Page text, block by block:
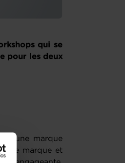
qui se
pour les deux
d'une marque
de marque et